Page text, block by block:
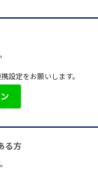
設定をお願いします。
る方